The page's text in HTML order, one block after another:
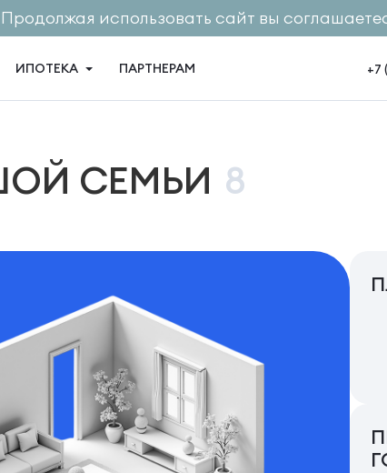
использовать сайт вы
ИПОТЕКА ПАРТНЕРАМ +7
СЕМЬИ 8